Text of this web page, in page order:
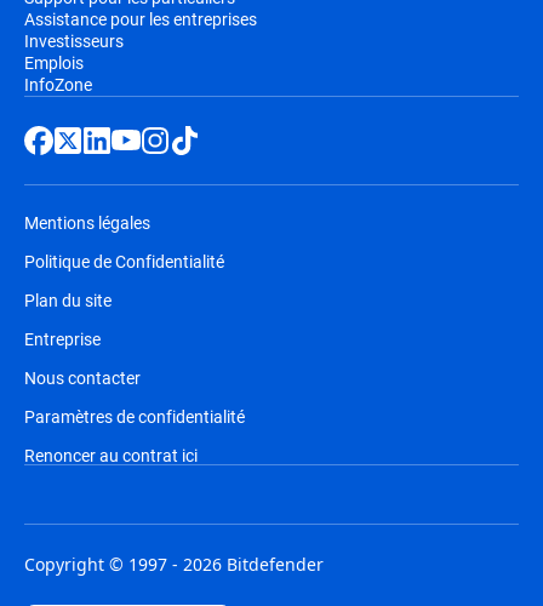
Assistance pour les entreprises
Investisseurs
Emplois
InfoZone
Mentions légales
Politique de Confidentialité
Plan du site
Entreprise
Nous contacter
Paramètres de confidentialité
Renoncer au contrat ici
Copyright © 1997 - 2026 Bitdefender